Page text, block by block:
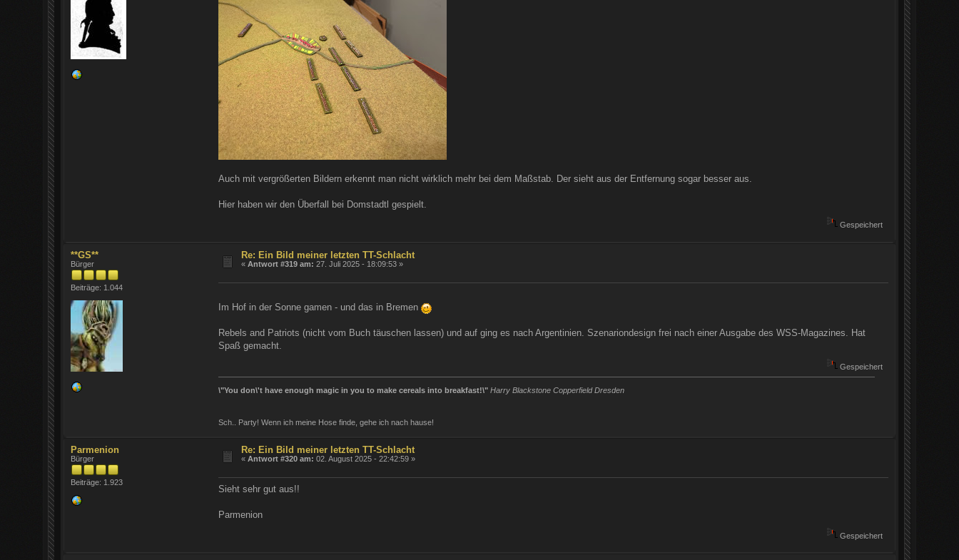
Auch mit vergrößerten Bildern erkennt man nicht wirklich mehr bei dem Maßstab. Der sieht aus der Entfernung sogar besser aus.
Hier haben wir den Überfall bei Domstadtl gespielt.
Gespeichert
**GS**
Bürger
Beiträge: 1.044
Re: Ein Bild meiner letzten TT-Schlacht
«Antwort #319 am: 27. Juli 2025 - 18:09:53 »
Im Hof in der Sonne gamen - und das in Bremen
Rebels and Patriots (nicht vom Buch täuschen lassen) und auf ging es nach Argentinien. Szenariondesign frei nach einer Ausgabe des WSS-Magazines. Hat
Spaß gemacht.
Gespeichert
\"You don\'t have enough magic in you to make cereals into breakfast!\" Harry Blackstone Copperfield Dresden
Sch.. Party! Wenn ich meine Hose finde, gehe ich nach hause!
Parmenion
Bürger
Beiträge: 1.923
Re: Ein Bild meiner letzten TT-Schlacht
«Antwort #320 am: 02. August 2025 - 22:42:59 »
Sieht sehr gut aus!!
Parmenion
Gespeichert